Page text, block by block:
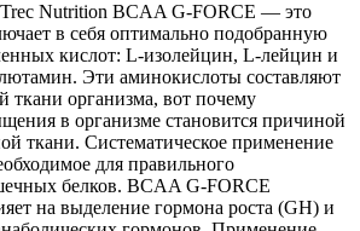
Nutrition BCAA G-FORCE — это
в себя оптимально подобранную
кислот: L-изолейцин, L-лейцин и
Эти аминокислоты составляют
ткани организма, вот почему
в организме становится причиной
ткани. Систематическое применение
для правильного
белков. BCAA G-FORCE
на выделение гормона роста (GH) и